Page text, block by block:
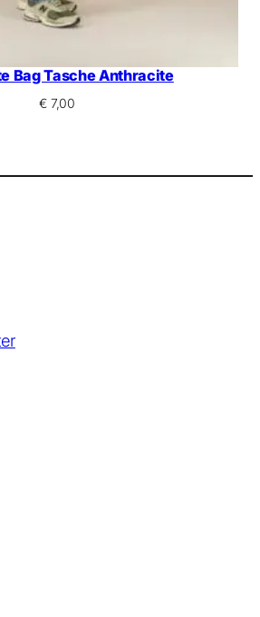
Bag Tasche Anthracite
€7,00